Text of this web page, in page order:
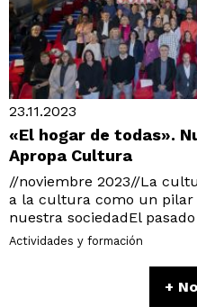
23.11.2023
«El hogar de todas».
Apropa Cultura
//noviembre 2023//La
a la cultura como un
nuestra sociedadEl
Actividades y formación
+